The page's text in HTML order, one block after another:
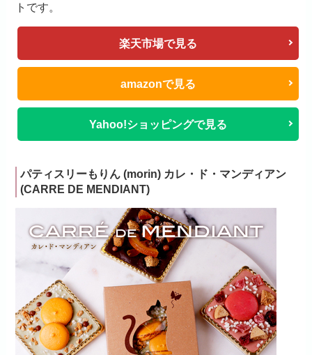
トです。
楽天市場で見る
amazonで見る
Yahoo!ショッピングで見る
パティスリーもりん (morin) カレ・ド・マンディアン
(CARRE DE MENDIANT)